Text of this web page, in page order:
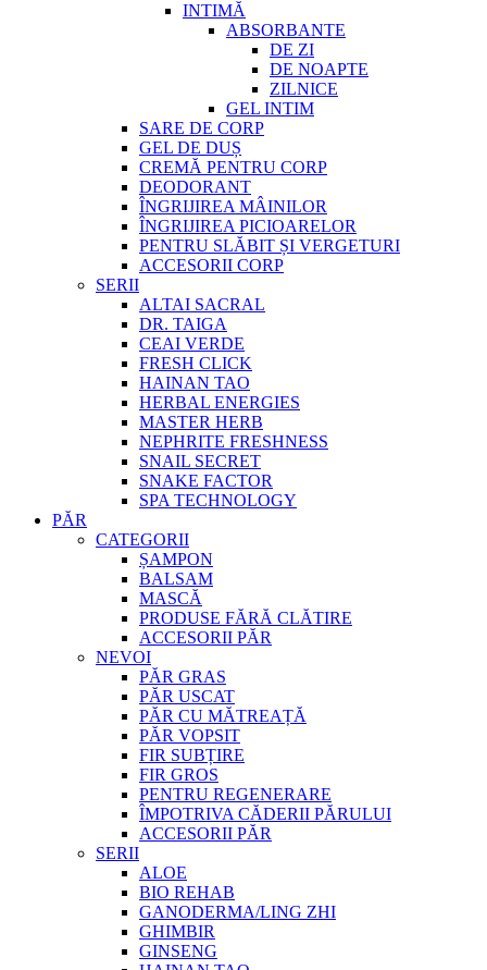
INTIMĂ
ABSORBANTE
DE ZI
DE NOAPTE
ZILNICE
GEL INTIM
SARE DE CORP
GEL DE DUȘ
CREMĂ PENTRU CORP
DEODORANT
ÎNGRIJIREA MÂINILOR
ÎNGRIJIREA PICIOARELOR
PENTRU SLĂBIT ȘI VERGETURI
ACCESORII CORP
SERII
ALTAI SACRAL
DR. TAIGA
CEAI VERDE
FRESH CLICK
HAINAN TAO
HERBAL ENERGIES
MASTER HERB
NEPHRITE FRESHNESS
SNAIL SECRET
SNAKE FACTOR
SPA TECHNOLOGY
PĂR
CATEGORII
ȘAMPON
BALSAM
MASCĂ
PRODUSE FĂRĂ CLĂTIRE
ACCESORII PĂR
NEVOI
PĂR GRAS
PĂR USCAT
PĂR CU MĂTREAȚĂ
PĂR VOPSIT
FIR SUBȚIRE
FIR GROS
PENTRU REGENERARE
ÎMPOTRIVA CĂDERII PĂRULUI
ACCESORII PĂR
SERII
ALOE
BIO REHAB
GANODERMA/LING ZHI
GHIMBIR
GINSENG